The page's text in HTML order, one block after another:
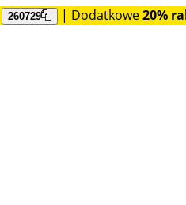
260729 | Dodatkowe20%